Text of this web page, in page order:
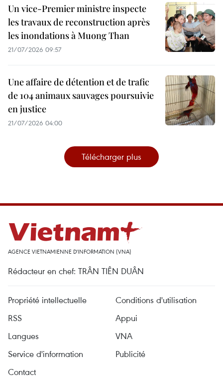
Un vice-Premier ministre inspecte
les travaux de reconstruction après
les inondations à Muong Than
21/07/2026 09:57
Une affaire de détention et de trafic
de 104 animaux sauvages poursuivie
en justice
21/07/2026 04:00
Télécharger plus
AGENCE VIETNAMIENNE D'INFORMATION (VNA)
Rédacteur en chef: TRÂN TIÊN DUÂN
Propriété intellectuelle
Conditions d'utilisation
RSS
Appui
Langues
VNA
Service d'information
Publicité
Contact